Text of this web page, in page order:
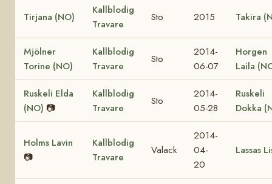
Tirjana (NO)
Kallblodig
Travare
Sto 2015 Takira
Mjölner
Torine (NO)
Kallblodig
Travare
Sto
2014-
06-07
Horgen
Laila
Ruskeli Elda
(NO) 📷
Kallblodig
Travare
Sto
2014-
05-28
Ruskeli
Dokka
Holms Lavin
📷
Kallblodig
Travare
Valack
2014-
04-
20
Lassas